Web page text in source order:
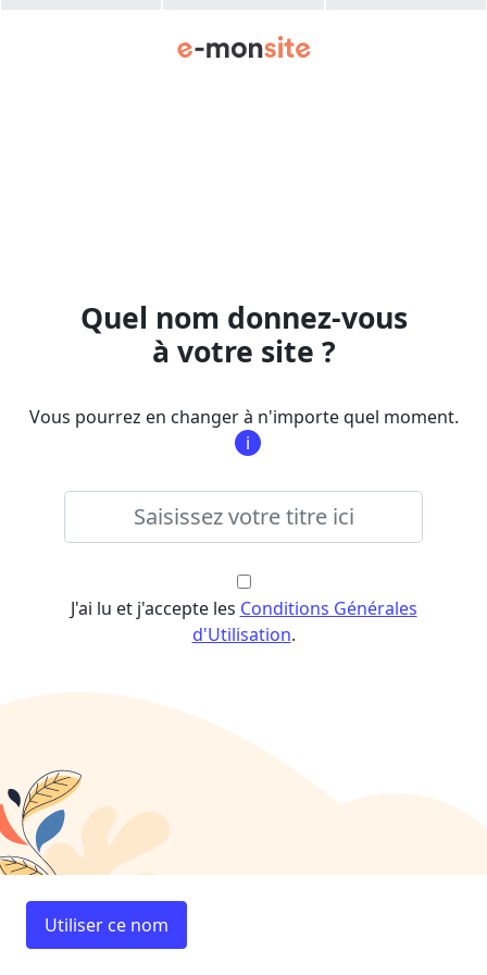
Quel nom donnez-vous
à votre site ?
Vous pourrez en changer à n'importe quel moment.
i
J'ai lu et j'accepte les Conditions Générales
d'Utilisation.
Utiliser ce nom